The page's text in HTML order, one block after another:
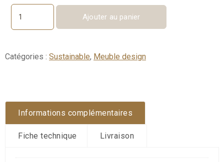
quantité
de
Teinté
Ajouter au panier
Catégories : Sustainable, Meuble design
Informations complémentaires
Fiche technique Livraison